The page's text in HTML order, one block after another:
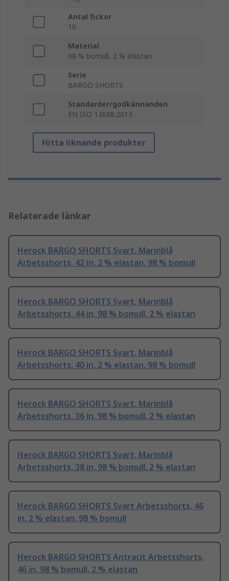
Antal fickor
10
Material
98 % bomull, 2 % elastan
Serie
BARGO SHORTS
Standarder/godkännanden
EN ISO 13688:2013
Hitta liknande produkter
Relaterade länkar
Herock BARGO SHORTS Svart, Marinblå
Arbetsshorts, 42 in, 2 % elastan, 98 % bomull
Herock BARGO SHORTS Svart, Marinblå
Arbetsshorts, 44 in, 98 % bomull, 2 % elastan
Herock BARGO SHORTS Svart, Marinblå
Arbetsshorts, 40 in, 2 % elastan, 98 % bomull
Herock BARGO SHORTS Svart, Marinblå
Arbetsshorts, 36 in, 98 % bomull, 2 % elastan
Herock BARGO SHORTS Svart, Marinblå
Arbetsshorts, 38 in, 98 % bomull, 2 % elastan
Herock BARGO SHORTS Svart Arbetsshorts, 46
in, 2 % elastan, 98 % bomull
Herock BARGO SHORTS Antracit Arbetsshorts,
46 in, 98 % bomull, 2 % elastan